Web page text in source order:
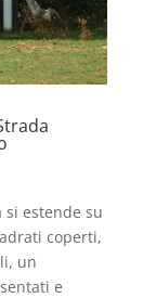
si estende su
coperti,
un
e